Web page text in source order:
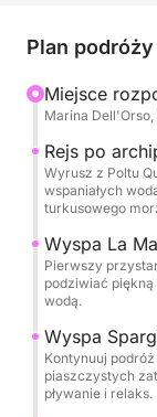
morzu,
chronionego
Jednym z
w pobliżu
Różowej
miejsca do
przyrody.
Podczas rejsu
pokładzie,
Plan podróży
Miejsce
Marina Dell'Orso,
Rejs po
Wyrusz z Poltu
wspaniałych
turkusowego
Wyspa La
Pierwszy
podziwiać
wodą.
Wyspa
Kontynuuj
piaszczystych
pływanie i relaks.